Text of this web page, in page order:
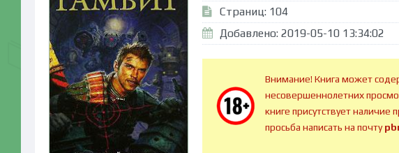
Страниц: 104
Добавлено: 2019-05-10 13:34:02
Внимание! Книга может
несовершеннолетних
книге присутствует наличие
просьба написать на почту